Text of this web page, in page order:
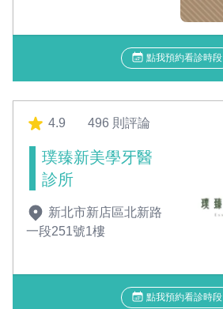
點我預約看診時段
4.9 496 則評論
璞臻新美學牙醫
診所
新北市新店區北新路
一段251號1樓
點我預約看診時段